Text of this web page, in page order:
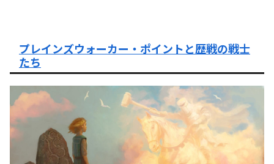
プレインズウォーカー・ポイントと歴戦の戦士
たち